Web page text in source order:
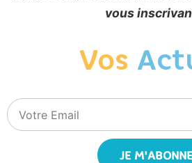
vous
Vos
JE M'ABONNE